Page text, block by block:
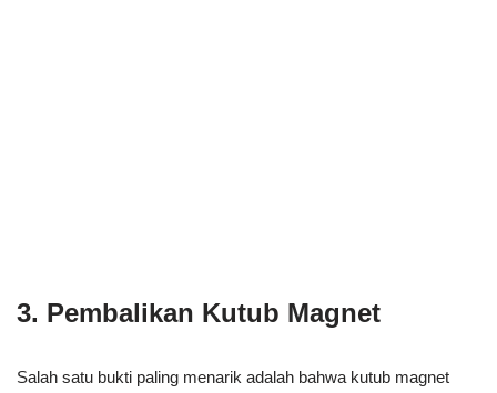
3. Pembalikan Kutub Magnet
Salah satu bukti paling menarik adalah bahwa kutub magnet